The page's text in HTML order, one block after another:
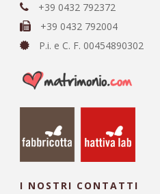
+39 0432 792372
+39 0432 792004
P.i. e C. F. 00454890302
I NOSTRI CONTATTI